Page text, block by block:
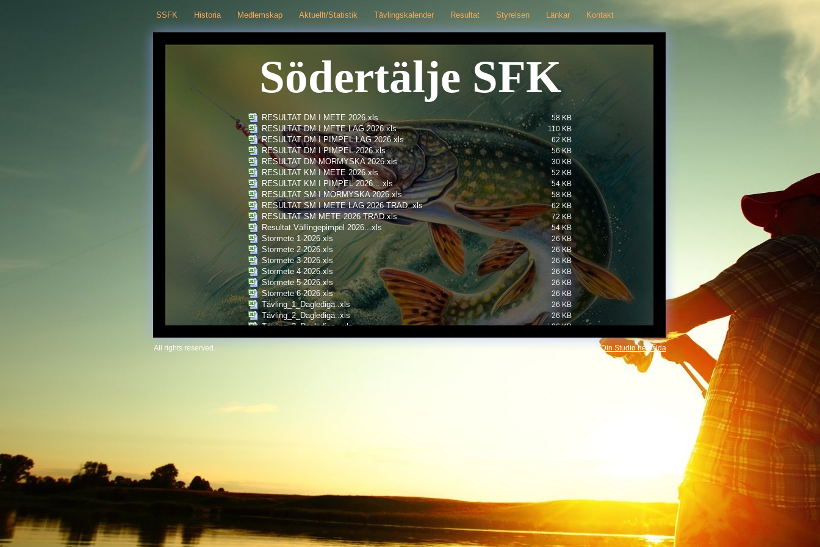
SSFK Historia Medlemskap Aktuellt/Statistik Tävlingskalender Resultat Styrelsen Länkar Kontakt
Södertälje SFK
RESULTAT DM I METE 2026.xls 58 KB
RESULTAT DM I METE LAG 2026.xls 110 KB
RESULTAT DM I PIMPEL LAG 2026.xls 62 KB
RESULTAT DM I PIMPEL-2026.xls 56 KB
RESULTAT DM MORMYSKA 2026.xls 30 KB
RESULTAT KM I METE 2026.xls 52 KB
RESULTAT KM I PIMPEL 2026....xls 54 KB
RESULTAT SM I MORMYSKA 2026.xls 58 KB
RESULTAT SM I METE LAG 2026 TRAD..xls 62 KB
RESULTAT SM METE 2026 TRAD.xls 72 KB
Resultat.Vällingepimpel 2026...xls 54 KB
Stormete 1-2026.xls 26 KB
Stormete 2-2026.xls 26 KB
Stormete 3-2026.xls 26 KB
Stormete 4-2026.xls 26 KB
Stormete 5-2026.xls 26 KB
Stormete 6-2026.xls 26 KB
Tävling_1_Daglediga..xls 26 KB
Tävling_2_Daglediga..xls 26 KB
Tävling_3_Daglediga.-.xls 26 KB
Tävling_4_Daglediga.-.xls 26 KB
All rights reserved. Din Studio hemsida